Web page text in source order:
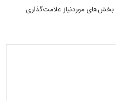
بخش‌های موردنیاز علامت‌گذاری